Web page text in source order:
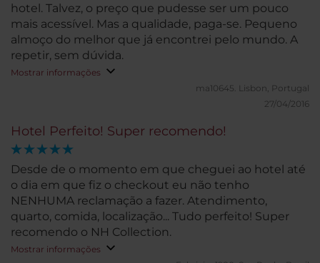
hotel. Talvez, o preço que pudesse ser um pouco
mais acessível. Mas a qualidade, paga-se. Pequeno
almoço do melhor que já encontrei pelo mundo. A
repetir, sem dúvida.
Mostrar informações
ma10645. Lisbon, Portugal
27/04/2016
Hotel Perfeito! Super recomendo!
Desde de o momento em que cheguei ao hotel até
o dia em que fiz o checkout eu não tenho
NENHUMA reclamação a fazer. Atendimento,
quarto, comida, localização... Tudo perfeito! Super
recomendo o NH Collection.
Mostrar informações